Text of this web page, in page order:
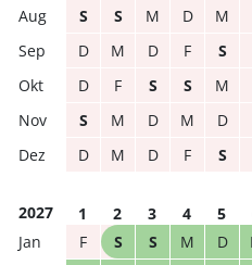
S
S M D M
D
M D F S
D
F S S M
S
M D M D
D
M D F S
2027 1 2 3 4 5
F
S S M D